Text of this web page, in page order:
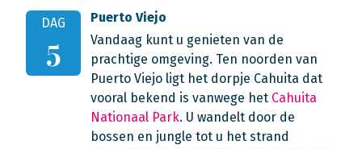
DAG
5
Puerto Viejo
Vandaag kunt u genieten van de
prachtige omgeving. Ten noorden van
Puerto Viejo ligt het dorpje Cahuita dat
vooral bekend is vanwege het Cahuita
Nationaal Park. U wandelt door de
bossen en jungle tot u het strand